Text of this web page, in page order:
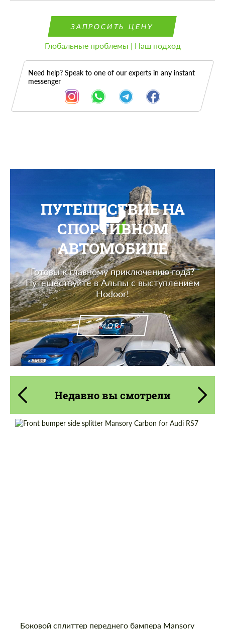
ЗАПРОСИТЬ ЦЕНУ
Глобальные проблемы | Наш подход
Need help? Speak to one of our experts in any instant
messenger
ПУТЕШЕСТВИЕ НА
СПОРТИВНОМ
АВТОМОБИЛЕ
Готовы к главному приключению года?
Путешествуйте в Альпы с выступлением
Hodoor!
MORE
Недавно вы смотрели
Боковой сплиттер переднего бампера Mansory